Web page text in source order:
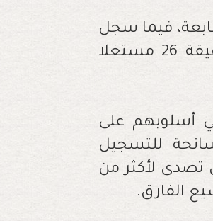
فيما سجل
الهدف الثاني للرجاء أسامة سوكحال من رأسية في الدقيقة 26 مستغلا
أسلوبهم على
للتسجيل
تصدى لأكثر من
الفارق.